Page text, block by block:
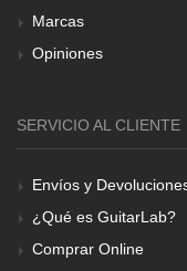
Marcas
Opiniones
SERVICIO AL CLIENTE
Envíos y
¿Qué es GuitarLab?
Comprar Online